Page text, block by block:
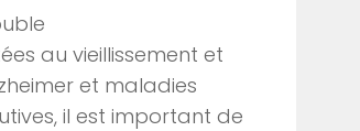
au vieillissement et
et maladies
il est important de